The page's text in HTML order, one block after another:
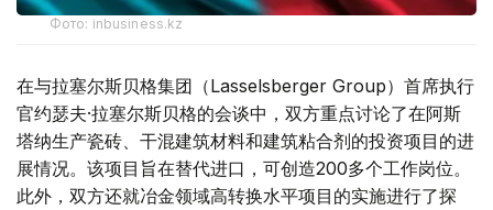
Фото: inbusiness.kz
在与拉塞尔斯贝格集团（Lasselsberger Group）首席执行
官约瑟夫·拉塞尔斯贝格的会谈中，双方重点讨论了在阿斯
塔纳生产瓷砖、干混建筑材料和建筑粘合剂的投资项目的进
展情况。该项目旨在替代进口，可创造200多个工作岗位。
此外，双方还就冶金领域高转换水平项目的实施进行了探